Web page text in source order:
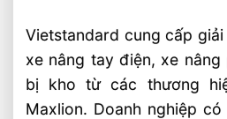
Vietstandard cung cấp
xe nâng tay điện, xe
bị kho từ các thương
Maxlion. Doanh nghiệp